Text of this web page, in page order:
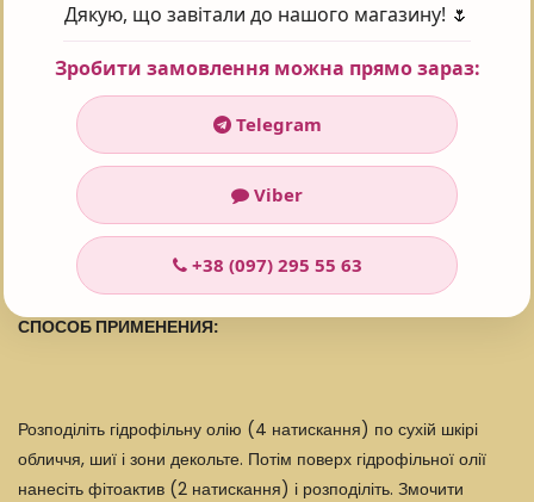
Балансувальний фітобустер для комбінованої та жирної шкіри
є додатком для двофазного очищення Babor. Очищує та
зменшує пори. Зміцнює природний бар'єр шкіри, нормалізує
мікробіом. Підходить для демакіяжу. Пом'якшує, надає сяйва та
здорового вигляду.
Балансувальний фітобустер для комбінованої та жирної шкіри
Babor Cleansing Phyto HY-OL Booster Balancing
СПОСОБ ПРИМЕНЕНИЯ:
Розподіліть гідрофільну олію (4 натискання) по сухій шкірі
обличчя, шиї і зони декольте. Потім поверх гідрофільної олії
нанесіть фітоактив (2 натискання) і розподіліть. Змочити
Дякую, що завітали до нашого магазину! 🌷
Зробити замовлення можна прямо зараз:
Telegram
Viber
+38 (097) 295 55 63